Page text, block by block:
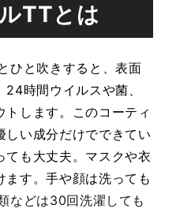
TTとは
ひと吹きすると、表面
時間ウイルスや菌、
トします。このコーティ
しい成分だけでできてい
ても大丈夫。マスクや衣
ます。手や顔は洗っても
などは30回洗濯しても